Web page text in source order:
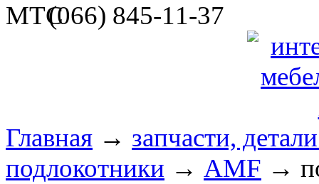
(066) 845-11-37
Главная → запчасти,
подлокотники → AMF →